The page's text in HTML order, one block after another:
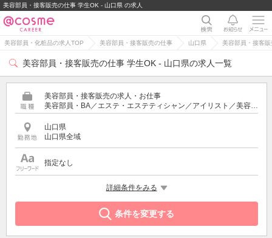
美容部員・接客販売の仕事 学生OK - 山口県 の求人
美容部員・化粧品の求人TOP 美容部員・接客販売の仕事 山口県 美容部員・接客
美容部員・接客販売の仕事 学生OK - 山口県の求人一覧
美容部員・接客販売の求人・お仕事
美容部員・BA／エステ・エステティシャン／アイリスト／美容師／受付・フロント
山口県
山口県全域
指定なし
詳細条件をみる
条件を変更する